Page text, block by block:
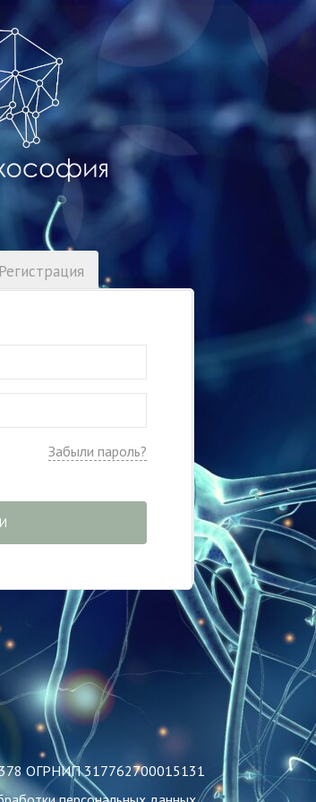
Регистрация
Забыли пароль?
ОГРНИП 317762700015131